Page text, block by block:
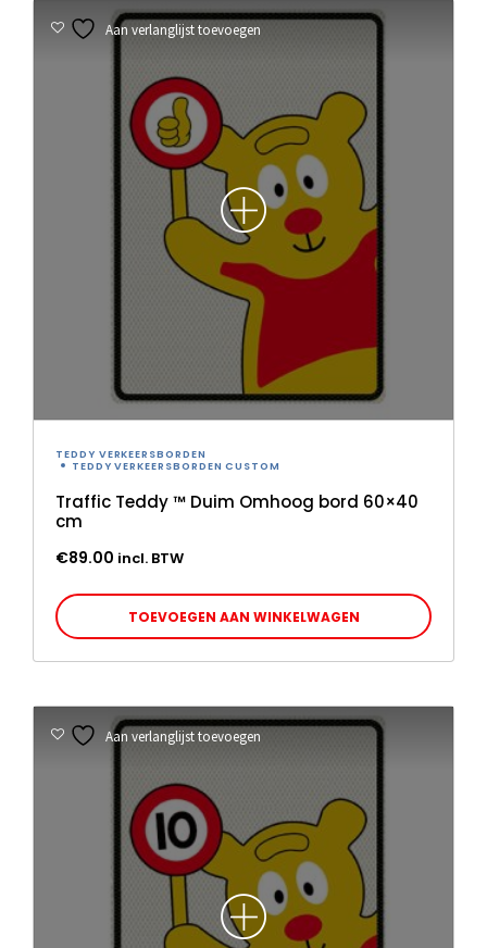
TEDDY VERKEERSBORDEN
TEDDY VERKEERSBORDEN CUSTOM
Traffic Teddy ™ Duim Omhoog bord 60×40
cm
€89.00 incl. BTW
TOEVOEGEN AAN WINKELWAGEN
Aan verlanglijst toevoegen
Aan verlanglijst toevoegen